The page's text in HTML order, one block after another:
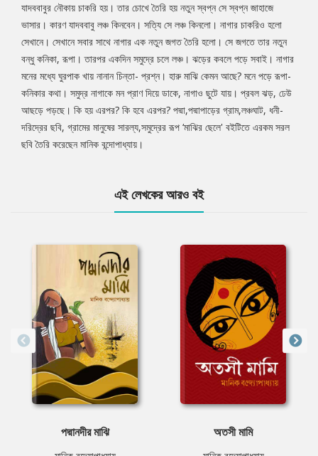
Article
যাদববাবুর নৌকায় চাকরি হয়। তার চোখে তৈরি হয় নতুন স্বপ্ন সে স্বপ্ন জাহাজে
ভাসার। কারণ যাদববাবু লঞ্চ কিনবেন। সত্যি সে লঞ্চ কিনলো। নাগার চাকরিও হলো
সেখানে। সেখানে সবার সাথে নাগার এক নতুন জগত তৈরি হলো। সে জগতে তার নতুন
বন্ধু কনিকা, রূপা। তারপর একদিন সমুদ্রে চলে লঞ্চ। ঝড়ের কবলে পড়ে সবাই। নাগার
মনের মধ্যে ঘুরপাক খায় নানান চিন্তা- প্রশ্ন। হারু মাঝি কেমন আছে? মনে পড়ে রূপা-
কনিকার কথা। সমুদ্র নাগাকে মন প্রাণ দিয়ে ডাকে, নাগাও ছুটে যায়। প্রবল ঝড়, ঢেউ
আছড়ে পড়ছে। কি হয় এরপর? কি হবে এরপর? পদ্মা,পদ্মাপাড়ের গ্রাম,লঞ্চঘাট, ধনী-
দরিদ্রের ছবি, গ্রামের মানুষের সারল্য,সমুদ্রের রূপ ‘মাঝির ছেলে' বইটিতে এরকম সরল
ছবি তৈরি করেছেন মানিক বন্দোপাধ্যায়।
এই লেখকের আরও বই
পদ্মানদীর মাঝি অতসী মামি